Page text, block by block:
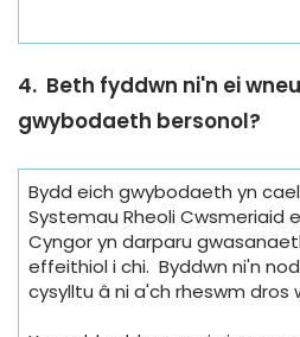
4. Beth fyddwn ni'n ei
gwybodaeth bersonol?
Bydd eich gwybodaeth yn
Systemau Rheoli Cwsmeriaid
Cyngor yn darparu
effeithiol i chi. Byddwn ni'n
cysylltu â ni a'ch rheswm dros